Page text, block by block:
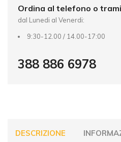
Ordina al telefono o
dal Lunedi al Venerdi:
9:30-12.00 / 14.00-17:00
388 886 6978
DESCRIZIONE